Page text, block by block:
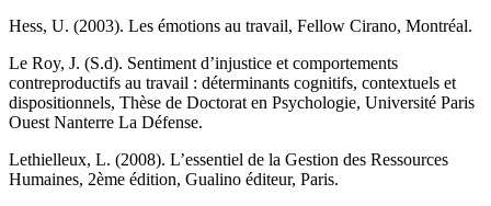
Hess, U. (2003). Les émotions au travail, Fellow Cirano, Montréal.
Le Roy, J. (S.d). Sentiment d’injustice et comportements
contreproductifs au travail : déterminants cognitifs, contextuels et
dispositionnels, Thèse de Doctorat en Psychologie, Université Paris
Ouest Nanterre La Défense.
Lethielleux, L. (2008). L’essentiel de la Gestion des Ressources
Humaines, 2ème édition, Gualino éditeur, Paris.